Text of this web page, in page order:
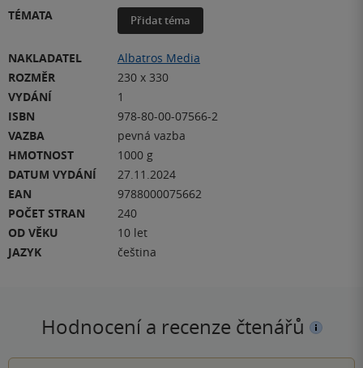
TÉMATA
Přidat téma
NAKLADATEL
Albatros Media
ROZMĚR
230 x 330
VYDÁNÍ
1
ISBN
978-80-00-07566-2
VAZBA
pevná vazba
HMOTNOST
1000 g
DATUM VYDÁNÍ
27.11.2024
EAN
9788000075662
POČET STRAN
240
OD VĚKU
10 let
JAZYK
čeština
Hodnocení a recenze čtenářů